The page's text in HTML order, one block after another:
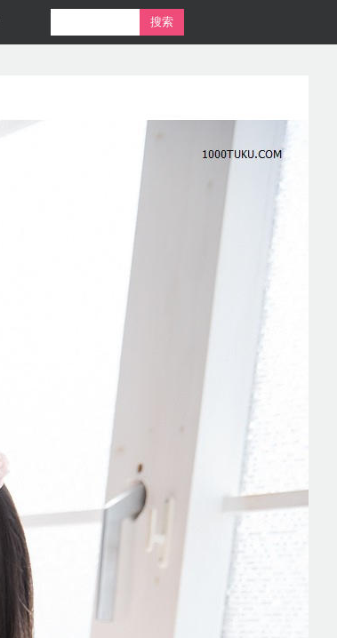
搜索